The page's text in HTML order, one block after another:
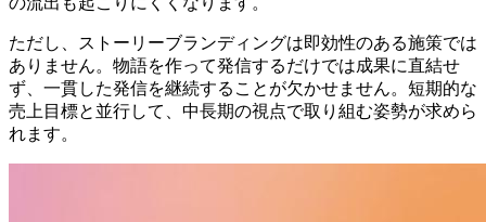
ただし、ストーリーブランディングは即効性のある施策では
ありません。物語を作って発信するだけでは成果に直結せ
ず、一貫した発信を継続することが欠かせません。短期的な
売上目標と並行して、中長期の視点で取り組む姿勢が求めら
れます。